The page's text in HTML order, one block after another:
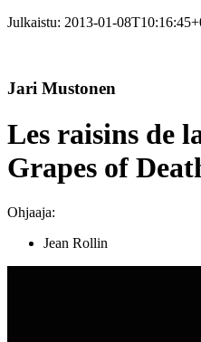
Julkaistu: 2013-01-
Jari Mustonen
Les raisins de
Grapes of
Ohjaaja:
Jean Rollin